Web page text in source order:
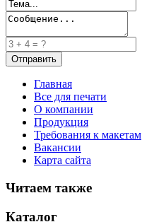
Главная
Все для печати
О компании
Продукция
Требования к макетам
Вакансии
Карта сайта
Читаем также
Каталог